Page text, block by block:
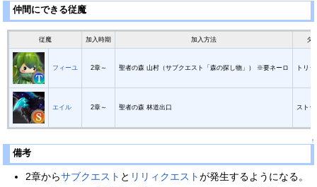
仲間にできる従魔
従魔 加入時期 加入方法 タ
フィーユ 2章～ 聖者の森 山村（サブクエスト「森の探し物」） ※要ネーロ トリ
エイル 2章～ 聖者の森 林道出口 スト
↑
備考
2章からサブクエスト と リリィクエストが発生するようになる。